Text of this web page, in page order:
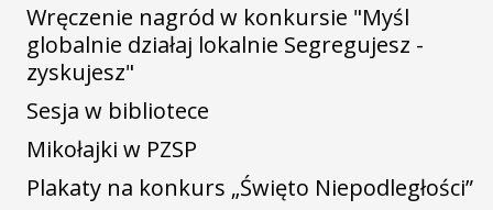
Wręczenie nagród w konkursie "Myśl
globalnie działaj lokalnie Segregujesz -
zyskujesz"
Sesja w bibliotece
Mikołajki w PZSP
Plakaty na konkurs „Święto Niepodległości”